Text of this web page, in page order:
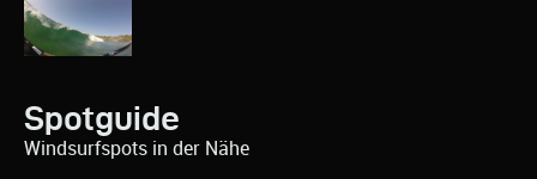
Spotguide
Windsurfspots in der Nähe